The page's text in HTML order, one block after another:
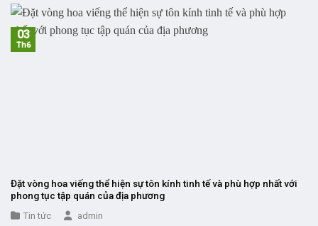
Đặt vòng hoa viếng thể hiện sự tôn kính tinh tế và phù hợp nhất với
phong tục tập quán của địa phương
Tin tức admin
03
Th6